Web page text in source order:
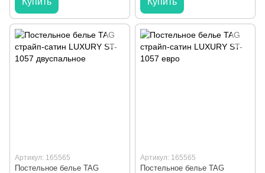
Артикул: 165565
Постельное белье TAG
Артикул: 165565
Постельное белье TAG